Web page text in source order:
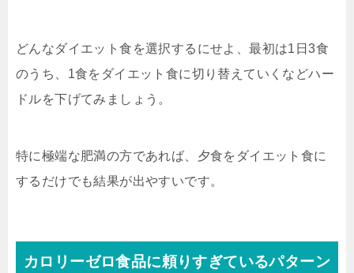
どんなダイエット食を選択するにせよ、最初は1日3食
のうち、1食をダイエット食に切り替えていくなどハー
ドルを下げてみましょう。
特に極端な肥満の方であれば、夕食をダイエット食に
するだけでも結果が出やすいです。
カロリーゼロ食品に頼りすぎているパターン